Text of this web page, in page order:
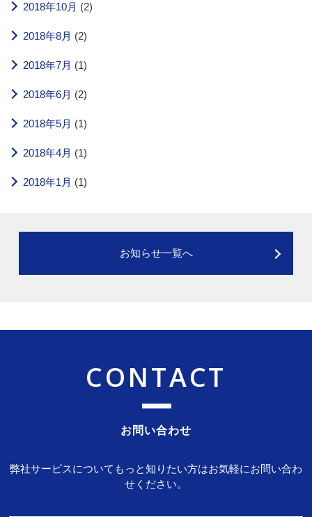
2018年10月 (2)
2018年8月 (2)
2018年7月 (1)
2018年6月 (2)
2018年5月 (1)
2018年4月 (1)
2018年1月 (1)
お知らせ一覧へ
CONTACT
お問い合わせ
弊社サービスについてもっと知りたい方はお気軽にお問い合わ
せください。